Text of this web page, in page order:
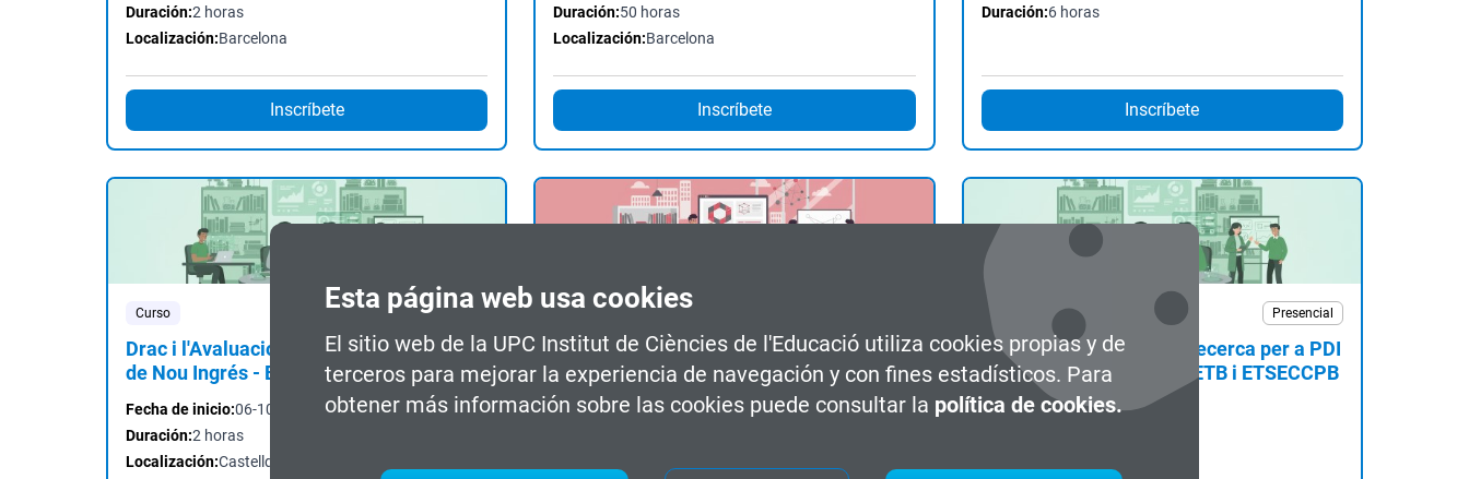
Esta página web usa cookies
El sitio web de la UPC Institut de Ciències de l'Educació utiliza cookies propias y de
terceros para mejorar la experiencia de navegación y con fines estadísticos. Para
obtener más información sobre las cookies puede consultar la política de cookies.
Duración:2 horas
Localización:Barcelona
Inscríbete
Duración:50 horas
Localización:Barcelona
Inscríbete
Duración:6 horas
Inscríbete
Curso Presencial
Drac i l'Avaluació de la Recerca per a PDI
de Nou Ingrés - EETAC i EEABB
Fecha de inicio:06-10-2026
Duración:2 horas
Localización:Castelldefels
Curso
Don't Get Rusty 2025 Booster October :
Maintain and Improve your Academic
and General English
Presencial
Drac i l'Avaluació de la Recerca per a PDI
de Nou Ingrés - FIB, ETSETB i ETSECCPB
Fecha de inicio:13-10-2026